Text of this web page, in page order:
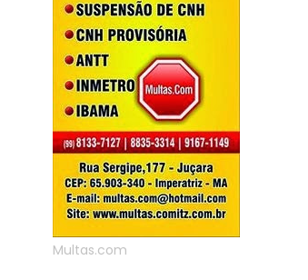
Multas.com